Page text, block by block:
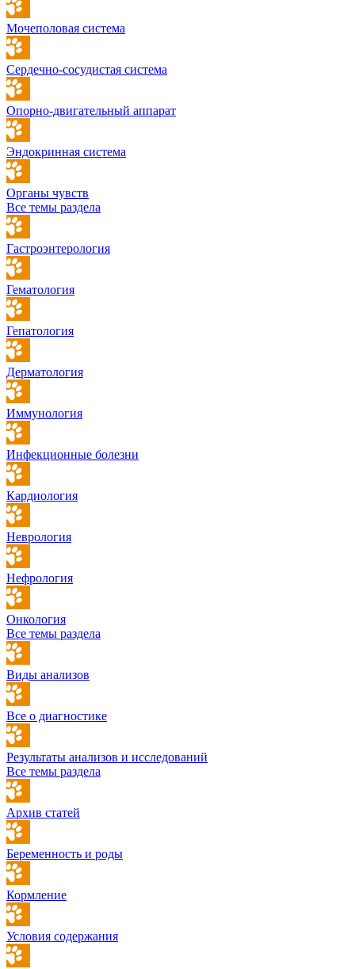
Мочеполовая система
Сердечно-сосудистая система
Опорно-двигательный аппарат
Эндокринная система
Органы чувств
Все темы раздела
Гастроэнтерология
Гематология
Гепатология
Дерматология
Иммунология
Инфекционные болезни
Кардиология
Неврология
Нефрология
Онкология
Все темы раздела
Виды анализов
Все о диагностике
Результаты анализов и исследований
Все темы раздела
Архив статей
Беременность и роды
Кормление
Условия содержания